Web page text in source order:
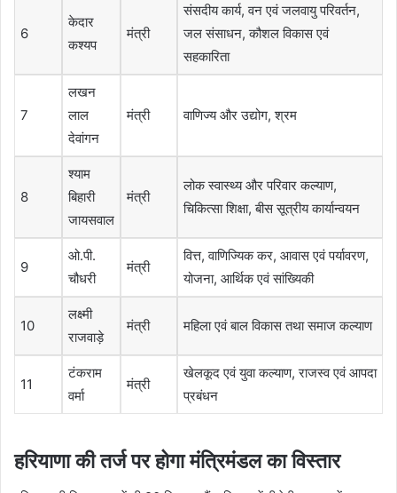
6
केदार
कश्यप
मंत्री
संसदीय कार्य, वन एवं जलवायु परिवर्तन,
जल संसाधन, कौशल विकास एवं
सहकारिता
7
लखन
लाल
देवांगन
मंत्री वाणिज्य और उद्योग, श्रम
8
श्याम
बिहारी
जायसवाल
मंत्री
लोक स्वास्थ्य और परिवार कल्याण,
चिकित्सा शिक्षा, बीस सूत्रीय कार्यान्वयन
9
ओ.पी.
चौधरी
मंत्री
वित्त, वाणिज्यिक कर, आवास एवं पर्यावरण,
योजना, आर्थिक एवं सांख्यिकी
10
लक्ष्मी
राजवाड़े
मंत्री महिला एवं बाल विकास तथा समाज कल्याण
11
टंकराम
वर्मा
मंत्री
खेलकूद एवं युवा कल्याण, राजस्व एवं आपदा
प्रबंधन
हरियाणा की तर्ज पर होगा मंत्रिमंडल का विस्तार